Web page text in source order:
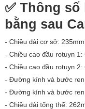
✅ Thông
bằng sau
- Chiều dài cơ sở: 235mm
- Chiều cao đầu rotuyn 1:
- Chiều cao đầu rotuyn 2:
- Đường kính và bước
- Đường kính và bước
- Chiều dài tổng thể: